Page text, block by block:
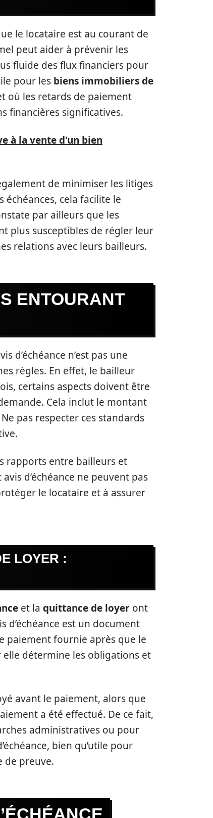
le locataire est au courant de
peut aider à prévenir les
fluide des flux financiers pour
pour les biens immobiliers de
où les retards de paiement
financières significatives.
à la vente d'un bien
de minimiser les litiges
cela facilite le
par ailleurs que les
plus susceptibles de régler leur
relations avec leurs bailleurs.
ENTOURANT
d’échéance n’est pas une
règles. En effet, le bailleur
certains aspects doivent être
Cela inclut le montant
pas respecter ces standards
rapports entre bailleurs et
d’échéance ne peuvent pas
le locataire et à assurer
LOYER :
et la quittance de loyer ont
d’échéance est un document
paiement fournie après que le
elle détermine les obligations et
avant le paiement, alors que
a été effectué. De ce fait,
administratives ou pour
bien qu’utile pour
de preuve.